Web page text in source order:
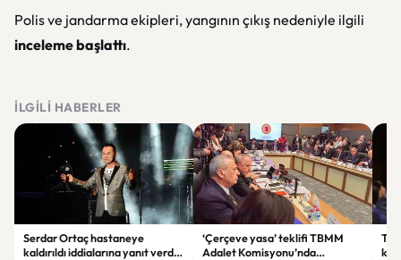
Polis ve jandarma ekipleri, yangının çıkış nedeniyle ilgili
inceleme başlattı.
İLGILI HABERLER
Serdar Ortaç hastaneye
kaldırıldı iddialarına yanıt verdi:
‘Çerçeve yasa’ teklifi TBMM
Adalet Komisyonu’nda